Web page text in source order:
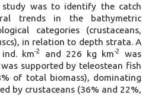
was to identify the catch
trends in the bathymetric
categories (crustaceans,
in relation to depth strata. A
km-2 and 226 kg km-2
was
supported by teleostean fish
of total biomass), dominating
by crustaceans (36% and 22%,